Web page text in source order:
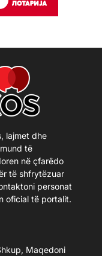
lajmet dhe
të
në çfarëdo
të shfrytëzuar
personat
oficial të portalit.
Maqedoni